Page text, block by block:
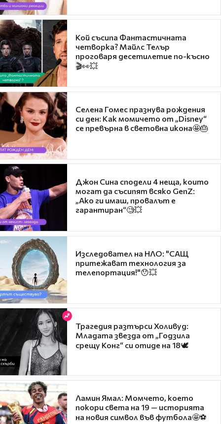
Кой съсипа Фантастичната
четворка? Майлс Телър
проговаря десетилетие по-късно
🎬👀💥
Селена Гомес празнува рождения
си ден: Как момичето от „Disney“
се превърна в световна икона🤩🎂
Джон Сина сподели 4 неща, които
могат да съсипят всяко GenZ:
„Ако ги имаш, провалът е
гарантиран“🧐💥
Изследовател на НЛО: "САЩ
притежават технология за
телепортация!"😯💥
Трагедия разтърси Холивуд:
Младата звезда от „Годзила
срещу Конг“ си отиде на 18🕊️
Ламин Ямал: Момчето, което
покори света на 19 — историята
на новия символ във футбола🤩⚽